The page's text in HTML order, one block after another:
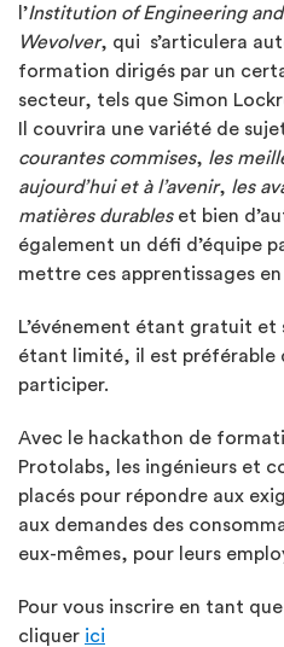
l’Institution of Engineering
Wevolver, qui s’articulera
formation dirigés par un
secteur, tels que Simon
Il couvrira une variété de
courantes commises, les
aujourd’hui et à l’avenir, les
matières durableset bien
également un défi d’équipe
mettre ces apprentissages
L’événement étant gratuit
étant limité, il est préférable
participer.
Avec le hackathon de
Protolabs, les ingénieurs et
placés pour répondre aux
aux demandes des
eux-mêmes, pour leurs
Pour vous inscrire en tant
cliquer ici